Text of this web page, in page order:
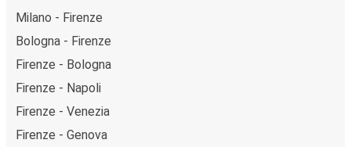
Milano - Firenze
Bologna - Firenze
Firenze - Bologna
Firenze - Napoli
Firenze - Venezia
Firenze - Genova